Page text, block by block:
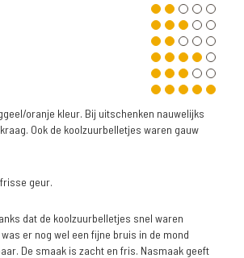
oranje kleur. Bij uitschenken nauwelijks
Ook de koolzuurbelletjes waren gauw
geur.
dat de koolzuurbelletjes snel waren
er nog wel een fijne bruis in de mond
De smaak is zacht en fris. Nasmaak geeft